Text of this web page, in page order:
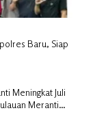
Baru, Siap
Meningkat Juli
Meranti